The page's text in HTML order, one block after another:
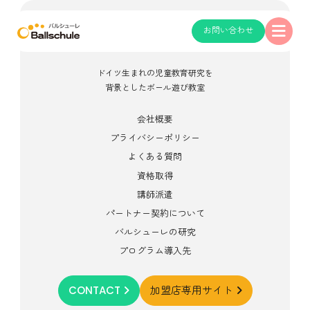
お問い合わせ
ドイツ生まれの児童教育研究を
背景としたボール遊び教室
会社概要
プライバシーポリシー
よくある質問
資格取得
講師派遣
パートナー契約について
バルシューレの研究
プログラム導入先
CONTACT 加盟店専用サイト